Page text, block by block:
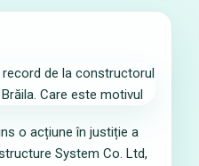
o acțiune în justiție a
System Co. Ltd,